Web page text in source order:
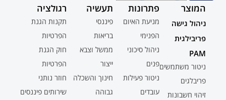
המוצר
ניהול גישה
פריבילגית
PAM
ניטור משתמשים
פריבלגים
זיהוי חשבונות
פתרונות
מניעת האיום
הפנימי
ניהול סיכוני
פנים
ניטור פעילות
עובדים
תעשיה
פיננסי
בריאות
ממשל וצבא
ייצור
חינוך והשכלה
גבוהה
רגולציה
תקנות הגנת
הפרטיות
חוק הגנת
הפרטיות
חוזר נותני
שירותים פיננסים